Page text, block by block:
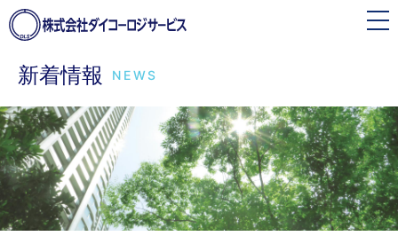
toggle
navigation
新着情報 NEWS